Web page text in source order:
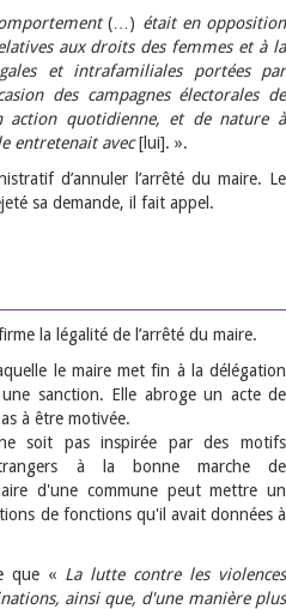
(…) était en opposition
aux droits des femmes et à la
et intrafamiliales portées par
des campagnes électorales de
quotidienne, et de nature à
entretenait avec[lui]. ».
d’annuler l’arrêté du maire. Le
sa demande, il fait appel.
la légalité de l’arrêté du maire.
le maire met fin à la délégation
sanction. Elle abroge un acte de
à être motivée.
soit pas inspirée par des motifs
à la bonne marche de
d'une commune peut mettre un
de fonctions qu'il avait données à
que « La lutte contre les violences
ainsi que, d'une manière plus